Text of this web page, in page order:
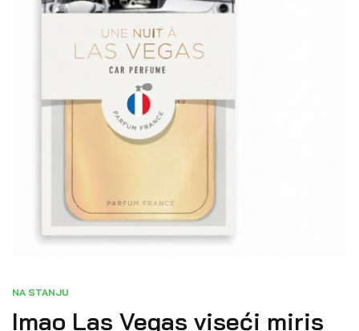
NA STANJU
Imao Las Vegas viseći miris